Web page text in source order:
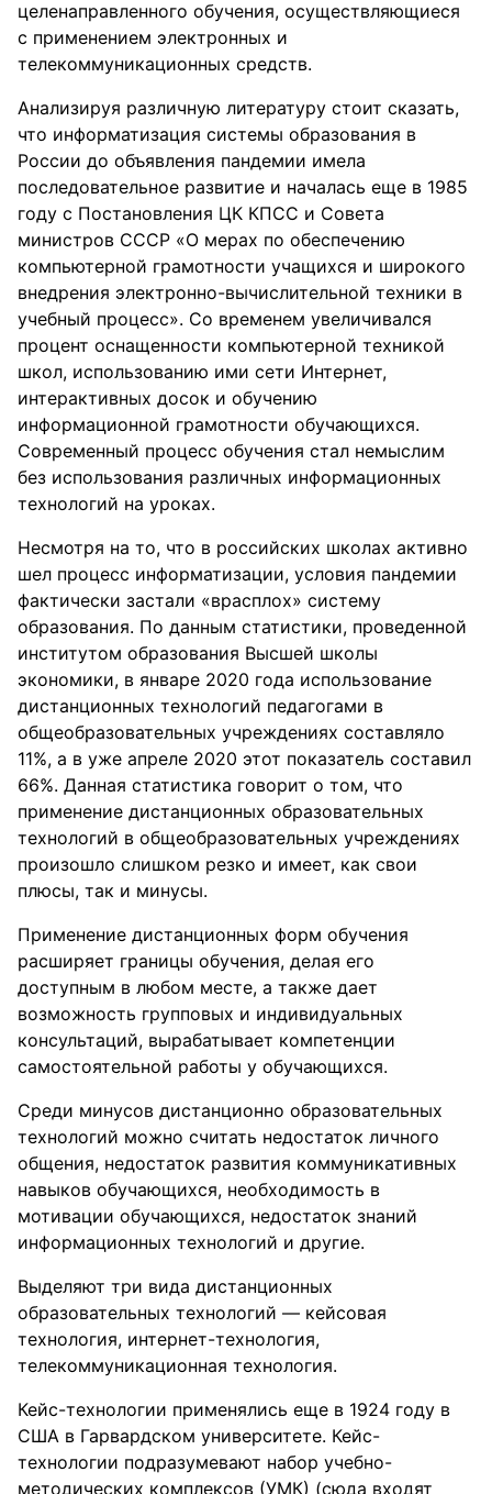
целенаправленного обучения, осуществляющиеся
с применением электронных и
телекоммуникационных средств.
Анализируя различную литературу стоит сказать,
что информатизация системы образования в
России до объявления пандемии имела
последовательное развитие и началась еще в 1985
году с Постановления ЦК КПСС и Совета
министров СССР «О мерах по обеспечению
компьютерной грамотности учащихся и широкого
внедрения электронно-вычислительной техники в
учебный процесс». Со временем увеличивался
процент оснащенности компьютерной техникой
школ, использованию ими сети Интернет,
интерактивных досок и обучению
информационной грамотности обучающихся.
Современный процесс обучения стал немыслим
без использования различных информационных
технологий на уроках.
Несмотря на то, что в российских школах активно
шел процесс информатизации, условия пандемии
фактически застали «врасплох» систему
образования. По данным статистики, проведенной
институтом образования Высшей школы
экономики, в январе 2020 года использование
дистанционных технологий педагогами в
общеобразовательных учреждениях составляло
11%, а в уже апреле 2020 этот показатель составил
66%. Данная статистика говорит о том, что
применение дистанционных образовательных
технологий в общеобразовательных учреждениях
произошло слишком резко и имеет, как свои
плюсы, так и минусы.
Применение дистанционных форм обучения
расширяет границы обучения, делая его
доступным в любом месте, а также дает
возможность групповых и индивидуальных
консультаций, вырабатывает компетенции
самостоятельной работы у обучающихся.
Среди минусов дистанционно образовательных
технологий можно считать недостаток личного
общения, недостаток развития коммуникативных
навыков обучающихся, необходимость в
мотивации обучающихся, недостаток знаний
информационных технологий и другие.
Выделяют три вида дистанционных
образовательных технологий — кейсовая
технология, интернет-технология,
телекоммуникационная технология.
Кейс-технологии применялись еще в 1924 году в
США в Гарвардском университете. Кейс-
технологии подразумевают набор учебно-
методических комплексов (УМК) (сюда входят